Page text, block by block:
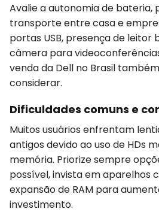
Avalie a autonomia de bateria,
transporte entre casa e
portas USB, presença de leitor
câmera para
venda da Dell no Brasil
considerar.
Dificuldades comuns e
Muitos usuários enfrentam
antigos devido ao uso de HDs
memória. Priorize sempre
possível, invista em aparelhos
expansão de RAM para
investimento.